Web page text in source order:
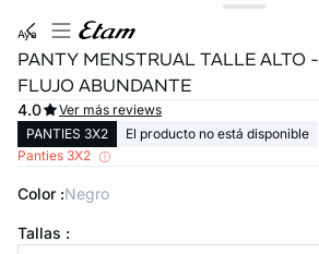
DE PANTIES
aya
PANTY MENSTRUAL TALLE ALTO -
FLUJO ABUNDANTE
4.0
Ver más reviews
PANTIES 3X2
El producto no está disponible
Panties 3X2
Color : negro
Tallas :